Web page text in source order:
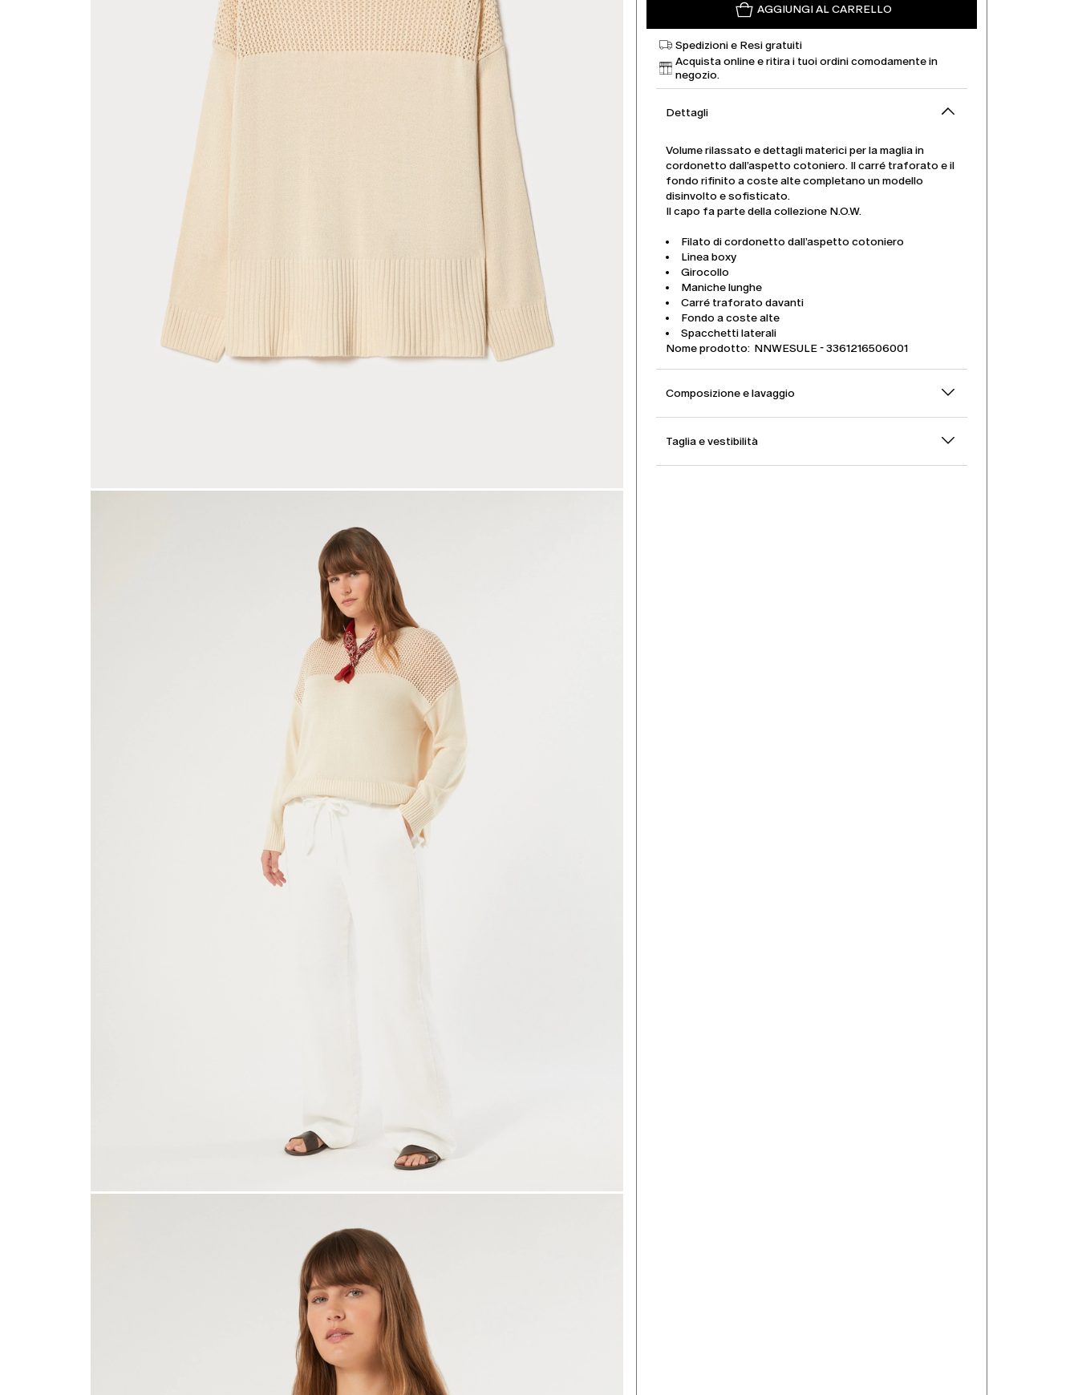
AGGIUNGI AL CARRELLO
Spedizioni e Resi gratuiti
Acquista online e ritira i tuoi ordini comodamente in
negozio.
Dettagli
Volume rilassato e dettagli materici per la maglia in
cordonetto dall’aspetto cotoniero. Il carré traforato e il
fondo rifinito a coste alte completano un modello
disinvolto e sofisticato.
Il capo fa parte della collezione N.O.W.
Filato di cordonetto dall’aspetto cotoniero
Linea boxy
Girocollo
Maniche lunghe
Carré traforato davanti
Fondo a coste alte
Spacchetti laterali
Nome prodotto: NNWESULE - 3361216506001
Composizione e lavaggio
Taglia e vestibilità